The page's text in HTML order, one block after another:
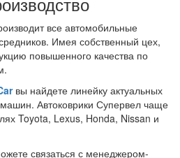
все автомобильные
Имея собственный цех,
повышенного качества по
вы найдете линейку актуальных
Автоковрики Супервел чаще
Toyota, Lexus, Honda, Nissan и
связаться с менеджером-